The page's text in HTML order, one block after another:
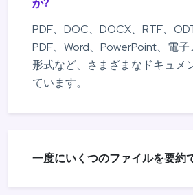
か?
PDF、DOC、DOCX、RTF、
PDF、Word、PowerPoint、電
形式など、さまざまなドキュメ
ています。
一度にいくつのファイルを要約